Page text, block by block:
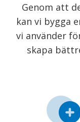
Genom att
kan vi bygga
vi använder
skapa